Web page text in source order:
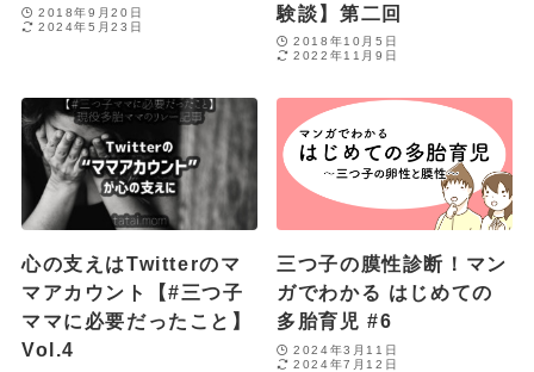
2018年9月20日
2024年5月23日
験談】第二回
2018年10月5日
2022年11月9日
心の支えはTwitterのマ
マアカウント【#三つ子
ママに必要だったこと】
Vol.4
三つ子の膜性診断！マン
ガでわかる はじめての
多胎育児 #6
2024年3月11日
2024年7月12日